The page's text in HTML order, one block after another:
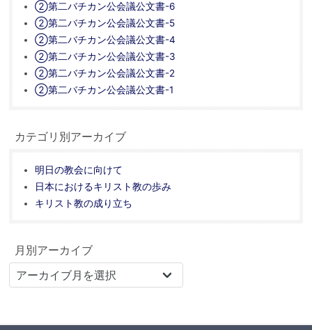
②第二バチカン公会議公文書-6
②第二バチカン公会議公文書-5
②第二バチカン公会議公文書-4
②第二バチカン公会議公文書-3
②第二バチカン公会議公文書-2
②第二バチカン公会議公文書-1
カテゴリ別アーカイブ
明日の教会に向けて
日本におけるキリスト教の歩み
キリスト教の成り立ち
月別アーカイブ